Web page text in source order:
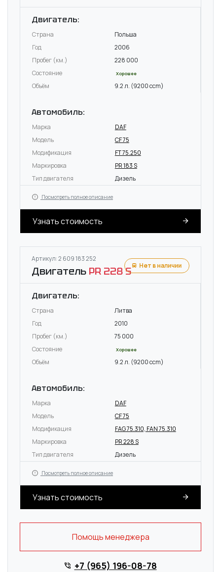
Двигатель:
Страна
Польша
Год
2006
Пробег (км.)
228 000
Состояние
Хорошее
Объём 9.2 л. (9200 ccm)
Автомобиль:
Марка
DAF
Модель
CF 75
Модификация
FT 75.250
Маркировка
PR 183 S
Тип двигателя
Дизель
Посмотреть полное описание
Узнать стоимость
Артикул: 2 609 183 252
Двигатель PR 228 S Нет в наличии
Двигатель:
Страна
Литва
Год
2010
Пробег (км.)
75 000
Состояние
Хорошее
Объём 9.2 л. (9200 ccm)
Автомобиль:
Марка
DAF
Модель
CF 75
Модификация
FAG 75.310, FAN 75.310
Маркировка
PR 228 S
Тип двигателя
Дизель
Посмотреть полное описание
Узнать стоимость
Помощь менеджера
+7 (965) 196-08-78